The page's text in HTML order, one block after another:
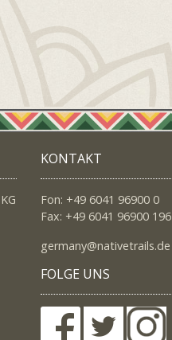
KONTAKT
Fon: +49 6041 96900 0
Fax: +49 6041 96900 196
germany@nativetrails.de
FOLGE UNS